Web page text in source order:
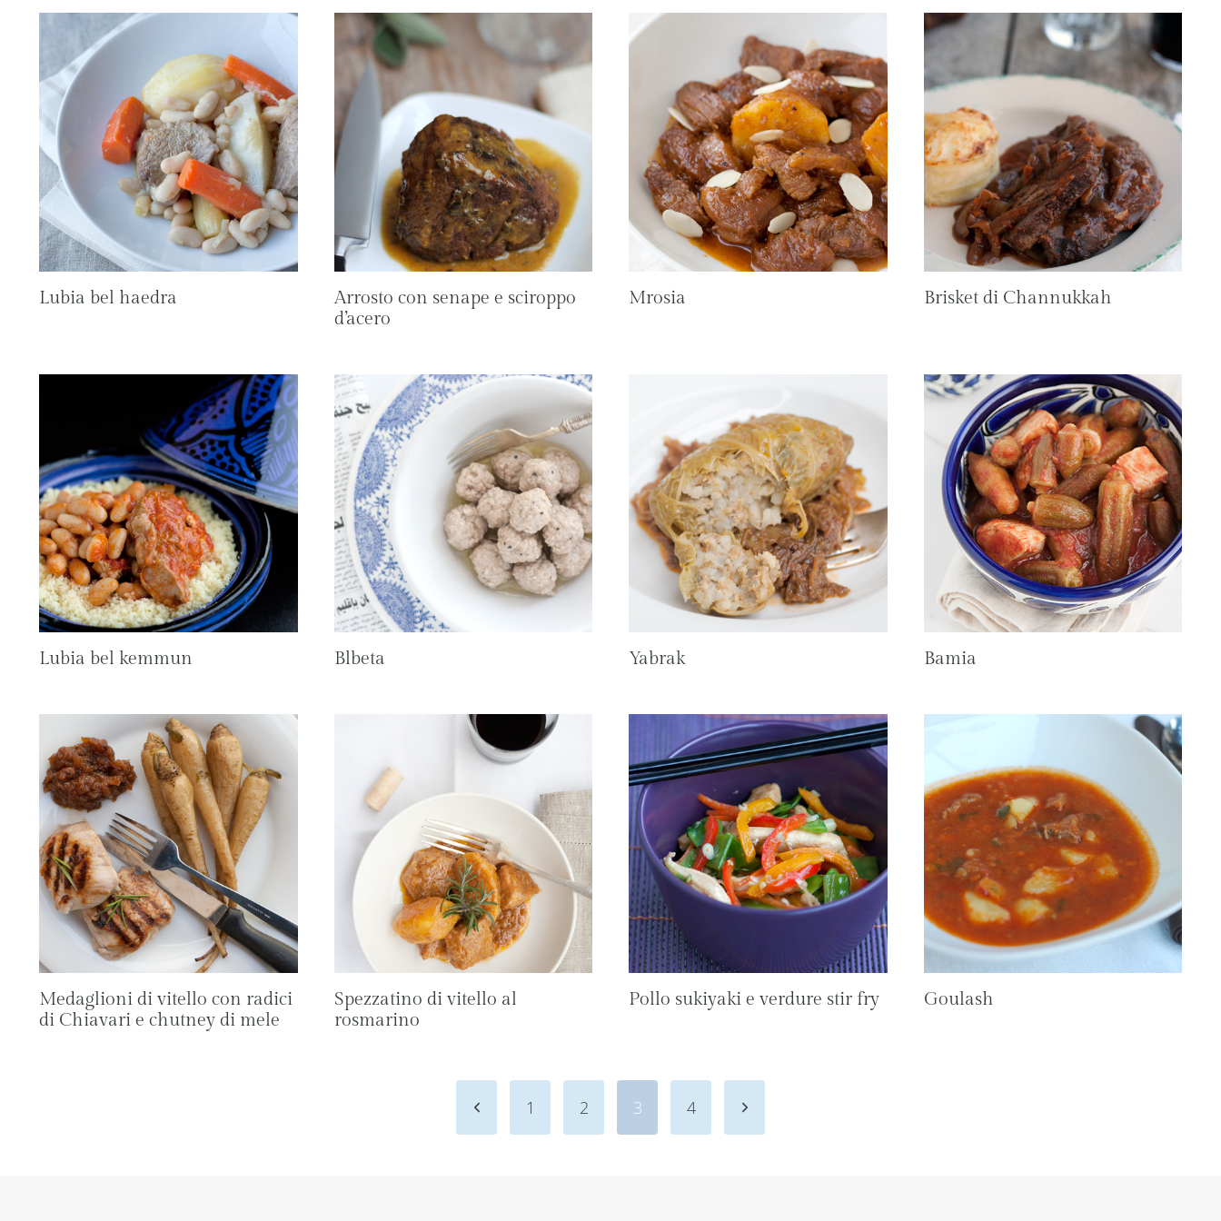
Lubia bel haedra
Arrosto con senape e sciroppo
d’acero
Mrosia Brisket di Channukkah
Lubia bel kemmun Blbeta Yabrak Bamia
Medaglioni di vitello con radici
di Chiavari e chutney di mele
Spezzatino di vitello al
rosmarino
Pollo sukiyaki e verdure stir fry Goulash
Pagina
1 2 3 4
Pagina